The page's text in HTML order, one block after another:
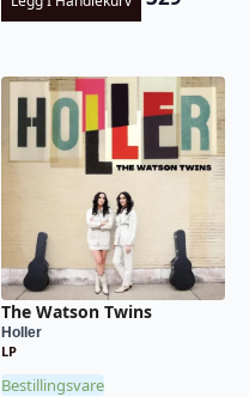
The Watson Twins
Holler
LP
Bestillingsvare